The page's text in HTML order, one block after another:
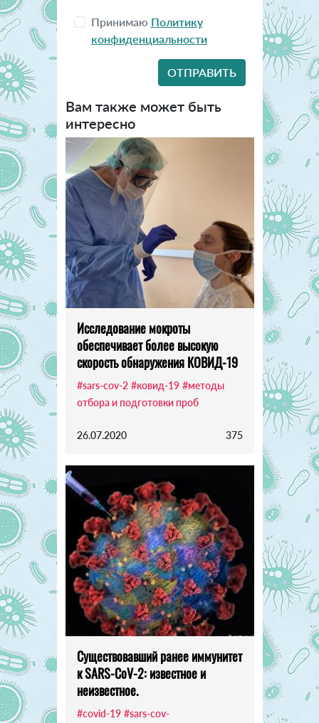
Принимаю Политику
конфиденциальности
Вам также может быть
интересно
Исследование мокроты
обеспечивает более высокую
скорость обнаружения КОВИД-19
#sars-cov-2 #ковид-19 #методы
отбора и подготовки проб
26.07.2020 375
Существовавший ранее иммунитет
к SARS-CoV-2: известное и
неизвестное.
#covid-19 #sars-cov-